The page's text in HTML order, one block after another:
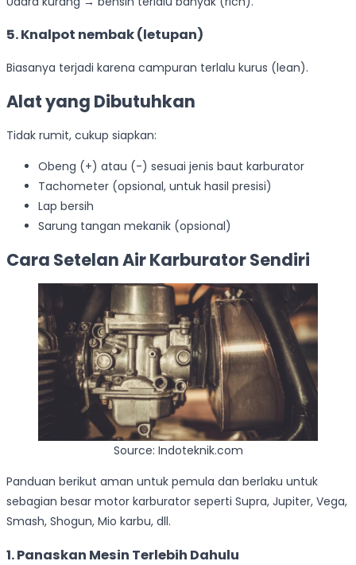
5. Knalpot nembak (letupan)
Biasanya terjadi karena campuran terlalu kurus (lean).
Alat yang Dibutuhkan
Tidak rumit, cukup siapkan:
Obeng (+) atau (-) sesuai jenis baut karburator
Tachometer (opsional, untuk hasil presisi)
Lap bersih
Sarung tangan mekanik (opsional)
Cara Setelan Air Karburator Sendiri
Source: Indoteknik.com
Panduan berikut aman untuk pemula dan berlaku untuk
sebagian besar motor karburator seperti Supra, Jupiter, Vega,
Smash, Shogun, Mio karbu, dll.
1. Panaskan Mesin Terlebih Dahulu